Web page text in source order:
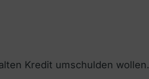
Kredit umschulden wollen.